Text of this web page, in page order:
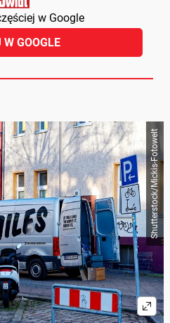
w Google
W GOOGLE
Shutterstock/Mickis-Fotowelt